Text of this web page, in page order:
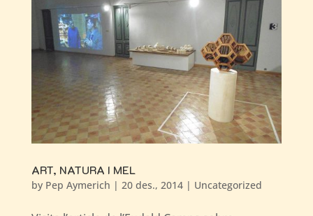
ART, NATURA I MEL
by Pep Aymerich | 20 des., 2014| Uncategorized